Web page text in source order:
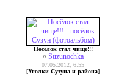
Посёлок стал чище!!!
// Suzunochka
07.05.2012, 6:55
[Уголки Сузуна и района]